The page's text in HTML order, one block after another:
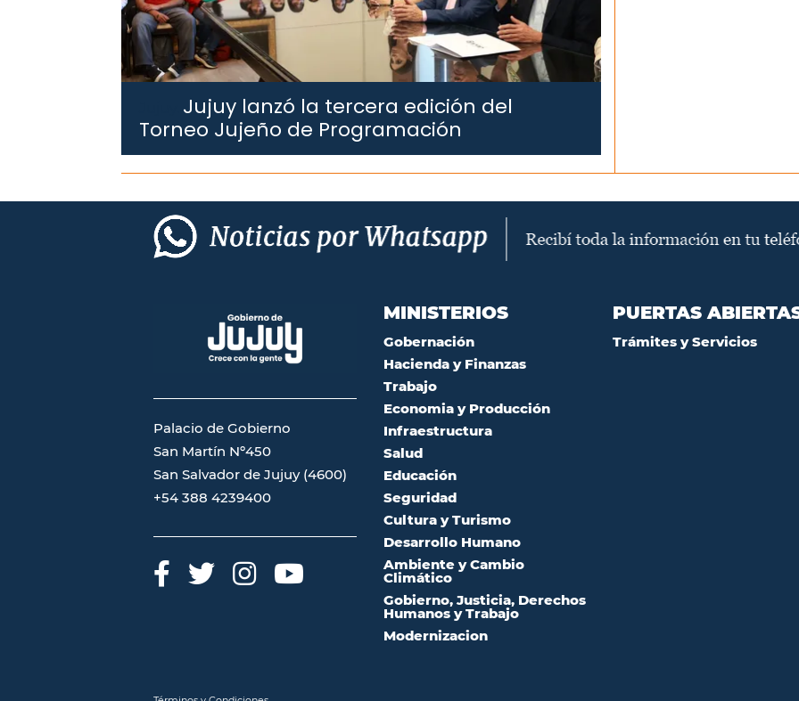
Jujuy lanzó la tercera edición del
Torneo Jujeño de Programación
Palacio de Gobierno
San Martín Nº450
San Salvador de Jujuy (4600)
+54 388 4239400
MINISTERIOS
Gobernación
Hacienda y Finanzas
Trabajo
Economia y Producción
Infraestructura
Salud
Educación
Seguridad
Cultura y Turismo
Desarrollo Humano
Ambiente y Cambio
Climático
Gobierno, Justicia, Derechos
Humanos y Trabajo
Modernizacion
PUERTAS
Trámites y Servicios